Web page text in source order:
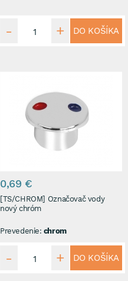
DO KOŠÍKA
0,69 €
[TS/CHROM] Označovač vody
nový chróm
Prevedenie: chrom
DO KOŠÍKA